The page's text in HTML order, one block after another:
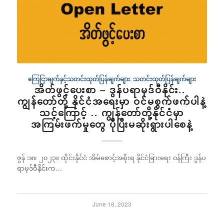
ကြေငြာချက်နှင့်သတင်းထုတ်ပြန်ချက်များ,သတင်းထုတ်ပြန်ချက်များ
အိတ်ဖွင့်ပေးစာ – ဒွန်ပရာမုဒ်ဝီနိုင်း..
ကျွန်တော်တို့ နိုင်ငံအရေးမှာ ဝင်မစွက်ဖက်ပါနဲ့
သင့်ကြောင့် .. ကျွန်တော်တို့နိုင်ငံမှာ
အကြမ်းဖက်မှုတွေ ပိုပြီးမဆိုးရွားပါစေနဲ့
ဇွန် ၁၈၊ ၂၀၂၃။ ထိုင်းနိုင်ငံ အိမ်စောင့်အစိုးရ နိုင်ငံခြားရေး ၀န်ကြီး ဒွန်ပ
ရာမုဒ်ဝီနိုင်းက…
June 18, 2023